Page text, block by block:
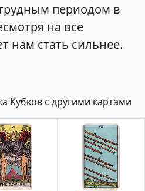
периодом в
на все
нам стать сильнее.
Кубков с другими картами